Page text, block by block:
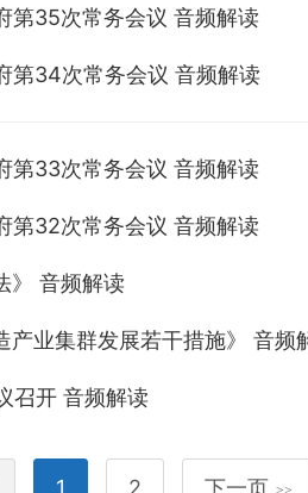
第35次常务会议 音频解读
第34次常务会议 音频解读
第33次常务会议 音频解读
第32次常务会议 音频解读
》 音频解读
产业集群发展若干措施》 音频
召开 音频解读
1 2 下一页